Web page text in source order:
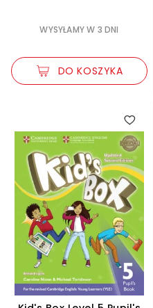
WYSYŁAMY W 3 DNI
DO KOSZYKA